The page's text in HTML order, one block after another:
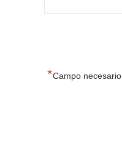
*Campo necesario